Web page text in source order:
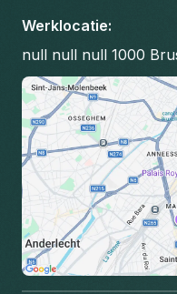
Werklocatie:
null null null 1000